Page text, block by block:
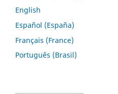
English
Español (España)
Français (France)
Português (Brasil)